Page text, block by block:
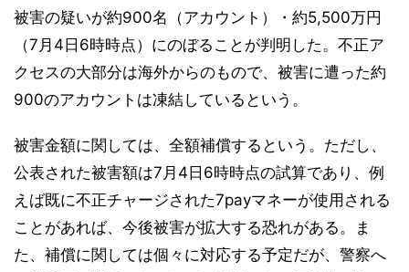
被害の疑いが約900名（アカウント）・約5,500万円
（7月4日6時時点）にのぼることが判明した。不正ア
クセスの大部分は海外からのもので、被害に遭った約
900のアカウントは凍結しているという。
被害金額に関しては、全額補償するという。ただし、
公表された被害額は7月4日6時時点の試算であり、例
えば既に不正チャージされた7payマネーが使用される
ことがあれば、今後被害が拡大する恐れがある。ま
た、補償に関しては個々に対応する予定だが、警察へ